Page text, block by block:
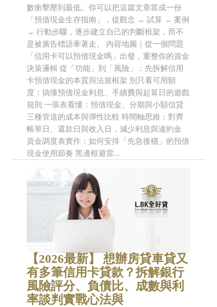
數衝擊壓到最低。你可以把這篇文章當成一份
「預借現金生存指南」，從觀念 → 試算 → 案例
→ 行動步驟，逐步建立自己的判斷框架，而不
是被廣告標語牽著走。 內容地圖｜從一個問題
「信用卡可以預借現金嗎」出發，重整你的資金
決策邏輯 從「功能」到「風險」：先拆解信用
卡預借現金的本質與法規框架 別只看可用額
度：搞懂預借現金利息、手續費與起算日的遊戲
規則 一張表看懂：預借現金、分期與小額信貸
三種管道的成本與彈性比較 時間軸思維：對齊
帳單日、還款日與收入日，減少利息與違約金
資金調度表實作：如何安排「先急後穩」的預借
現金使用節奏 黑邊框避雷...
【2026最新】 想辦房貸車貸又
有多筆信用卡貸款？拆解銀行
風險評分、負債比、成數與利
率談判實戰心法與